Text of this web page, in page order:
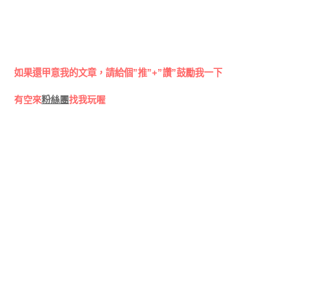
如果還甲意我的文章，請給個”推”+”讚”鼓勵我一下
有空來粉絲團找我玩喔